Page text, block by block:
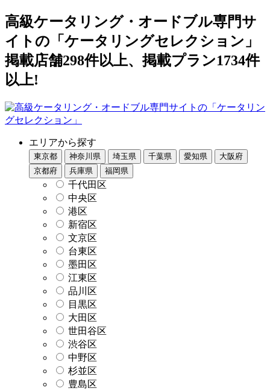
高級ケータリング・オードブル専門サ
イトの「ケータリングセレクション」
掲載店舗298件以上、掲載プラン1734件
以上!
エリアから探す
東京都 神奈川県 埼玉県 千葉県 愛知県
大阪府
京都府
兵庫県 福岡県
千代田区
中央区
港区
新宿区
文京区
台東区
墨田区
江東区
品川区
目黒区
大田区
世田谷区
渋谷区
中野区
杉並区
豊島区